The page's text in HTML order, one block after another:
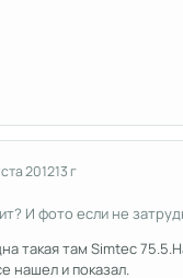
201213 г
И фото если не
такая там Simtec
нашел и показал.